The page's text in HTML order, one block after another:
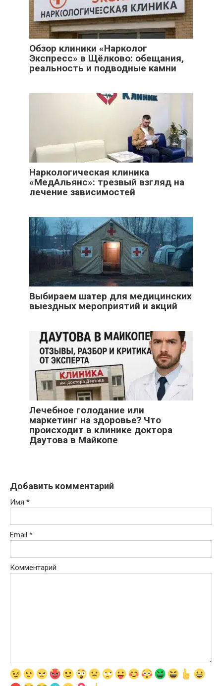
Обзор клиники «Нарколог
Экспресс» в Щёлково: обещания,
реальность и подводные камни
Наркологическая клиника
«МедАльянс»: трезвый взгляд на
лечение зависимостей
Выбираем шатер для медицинских
выездных мероприятий и акций
Лечебное голодание или
маркетинг на здоровье? Что
происходит в клинике доктора
Даутова в Майкопе
Добавить комментарий
Имя *
Email *
Комментарий